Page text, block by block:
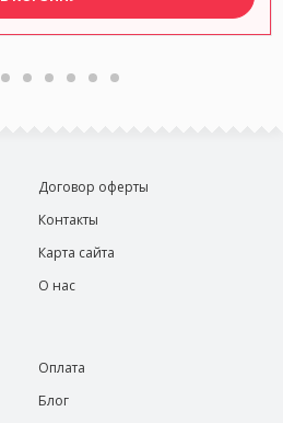
Договор оферты
Контакты
Карта сайта
О нас
Оплата
Блог